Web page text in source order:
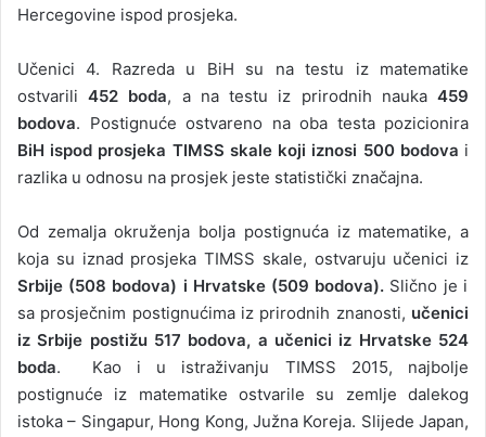
Hercegovine ispod prosjeka.
Učenici 4. Razreda u BiH su na testu iz matematike
ostvarili452 boda, a na testu iz prirodnih nauka459
bodova. Postignuće ostvareno na oba testa pozicionira
BiH ispod prosjeka TIMSS skale koji iznosi 500 bodova i
razlika u odnosu na prosjek jeste statistički značajna.
Od zemalja okruženja bolja postignuća iz matematike, a
koja su iznad prosjeka TIMSS skale, ostvaruju učenici iz
Srbije (508 bodova) i Hrvatske (509 bodova). Slično je i
sa prosječnim postignućima iz prirodnih znanosti, učenici
iz Srbije postižu 517 bodova, a učenici iz Hrvatske 524
boda. Kao i u istraživanju TIMSS 2015, najbolje
postignuće iz matematike ostvarile su zemlje dalekog
istoka – Singapur, Hong Kong, Južna Koreja. Slijede Japan,